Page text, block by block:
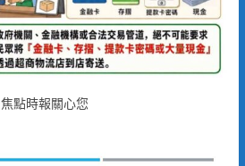
焦點時報關心您